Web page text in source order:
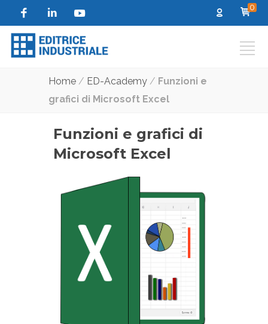
0
Home / ED-Academy / Funzioni e
grafici di Microsoft Excel
Funzioni e grafici di
Microsoft Excel